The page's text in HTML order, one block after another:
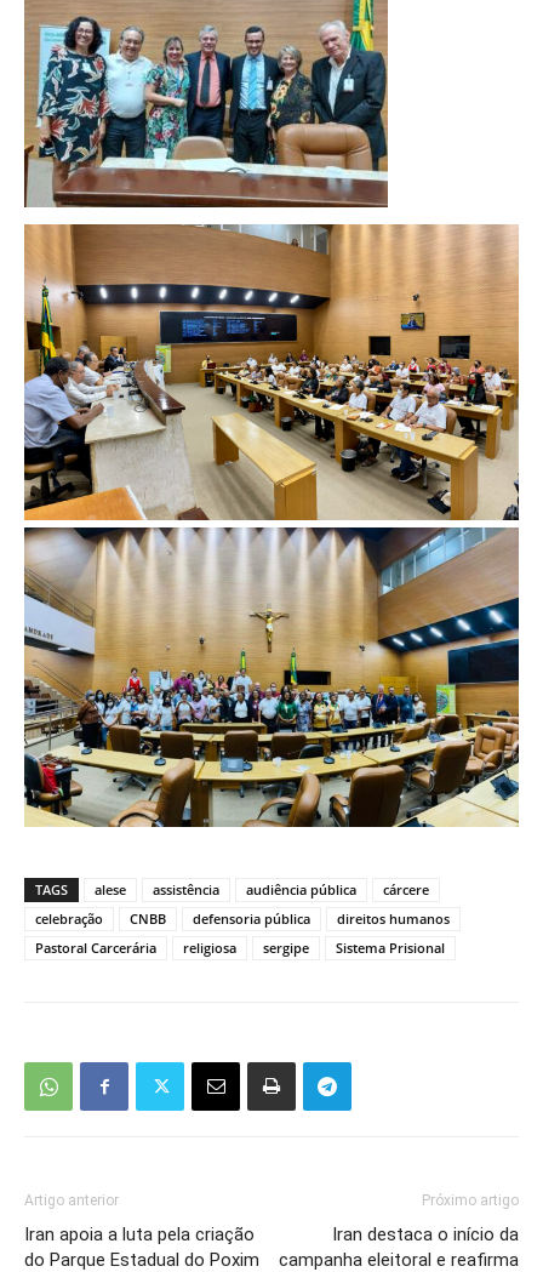
TAGS alese assistência audiência pública
cárcere
celebração
CNBB defensoria pública
direitos humanos
Pastoral Carcerária
religiosa sergipe Sistema Prisional
Artigo anterior
Iran apoia a luta pela criação
do Parque Estadual do Poxim
Próximo artigo
Iran destaca o início da
campanha eleitoral e reafirma